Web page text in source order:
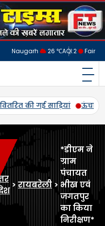
Naugarh 26 ℃AQI:2 Fair
की रंग में रंगने की
> रायबरेली>
*डीएम ने
ग्राम
पंचायत
भीख एवं
जगतपुर
का किया
निरीक्षण*